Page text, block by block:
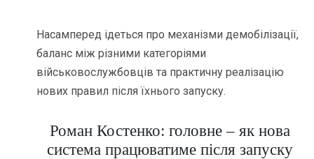
Насамперед ідеться про механізми демобілізації,
баланс між різними категоріями
військовослужбовців та практичну реалізацію
нових правил після їхнього запуску.
Роман Костенко: головне – як нова
система працюватиме після запуску